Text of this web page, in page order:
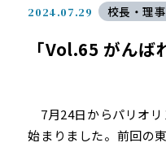
2024.07.29 校長・理
「Vol.65 がんば
7月24日からパリオ
始まりました。前回の